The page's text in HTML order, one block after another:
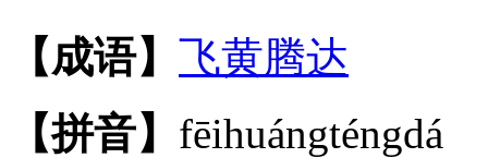
【成语】 飞黄腾达
【拼音】 fēihuángténgdá